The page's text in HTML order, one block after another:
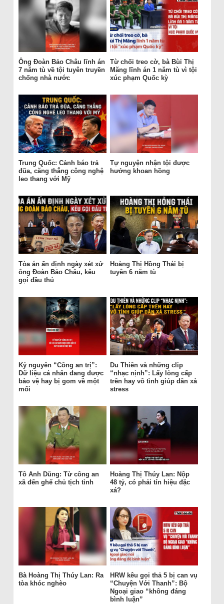
Ông Đoàn Bảo Châu lĩnh án
7 năm tù về tội tuyên truyền
chống nhà nước
Từ chối treo cờ, bà Bùi Thị
Măng lĩnh án 1 năm tù vì tội
xúc phạm Quốc kỳ
Trung Quốc: Cảnh báo trả
đũa, căng thẳng công nghệ
leo thang với Mỹ
Tự nguyện nhận tội được
hưởng khoan hồng
Tòa án ấn định ngày xét xử
ông Đoàn Bảo Châu, kêu
gọi đầu thú
Hoàng Thị Hồng Thái bị
tuyên 6 năm tù
Kỷ nguyên “Công an trị”:
Dữ liệu cá nhân đang được
bảo vệ hay bị gom về một
mối
Du Thiên và những clip
“nhạc nịnh”: Lấy lòng cấp
trên hay vô tình giúp dân xả
stress
Tô Anh Dũng: Từ công an
xã đến ghế chủ tịch tỉnh
Hoàng Thị Thúy Lan: Nộp
48 tỷ, có phải tín hiệu đặc
xá?
Bà Hoàng Thị Thúy Lan: Ra
tòa khóc nghèo
HRW kêu gọi thả 5 bị can vụ
“Chuyện Với Thanh”: Bộ
Ngoại giao “không đáng
bình luận”